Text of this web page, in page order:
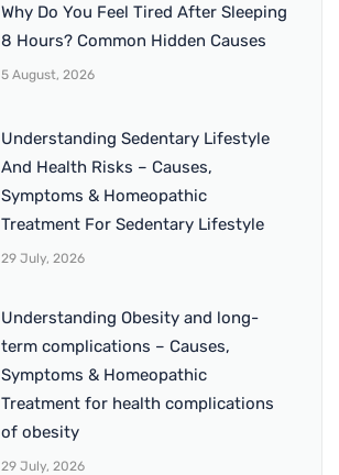
Why Do You Feel Tired After Sleeping
8 Hours? Common Hidden Causes
5 August, 2026
Understanding Sedentary Lifestyle
And Health Risks – Causes,
Symptoms & Homeopathic
Treatment For Sedentary Lifestyle
29 July, 2026
Understanding Obesity and long-
term complications – Causes,
Symptoms & Homeopathic
Treatment for health complications
of obesity
29 July, 2026